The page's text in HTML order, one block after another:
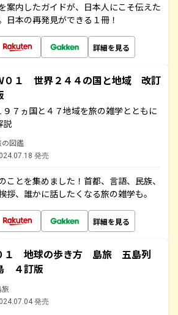
案内したガイドが、日本人にこそ伝えた
日本の再発見ができる１冊！
詳細を見る
０１ 世界２４４の国と地域 改訂
９７ヵ国と４７地域を旅の雑学とともに
説
の図鑑
発売
ことを集めました！首都、言語、民族、
拶、誰かに話したくなる旅の雑学も。
詳細を見る
１ 地球の歩き方 島旅 五島列
４訂版
旅
発売